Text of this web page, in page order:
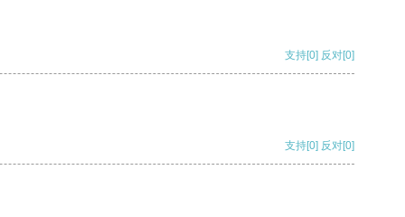
支持[0] 反对[0]
支持[0] 反对[0]